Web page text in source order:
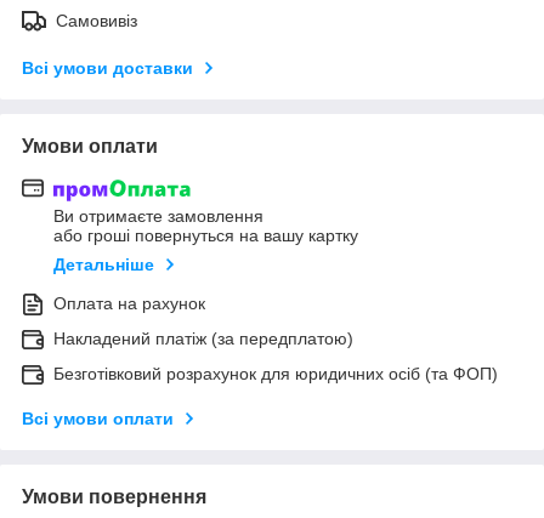
Самовивіз
Всі умови доставки
Умови оплати
Ви отримаєте замовлення
або гроші повернуться на вашу картку
Детальніше
Оплата на рахунок
Накладений платіж (за передплатою)
Безготівковий розрахунок для юридичних осіб (та ФОП)
Всі умови оплати
Умови повернення